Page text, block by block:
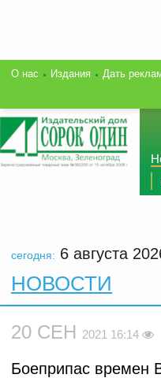
О нас Издания Дать
сегодня: 6 августа
НОВОСТИ
20 СЕН 2021 16:14
Боеприпас времен